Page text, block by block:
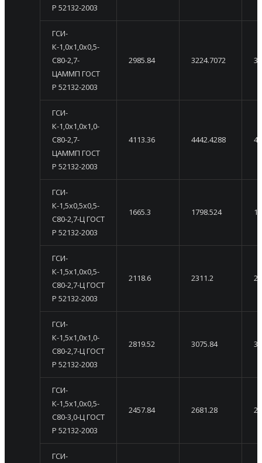
Р 52132-2003
ГСИ-
К-1,0х1,0х0,5-
С80-2,7-
ЦАММП ГОСТ
Р 52132-2003
2985.84 3224.7072
ГСИ-
К-1,0х1,0х1,0-
С80-2,7-
ЦАММП ГОСТ
Р 52132-2003
4113.36 4442.4288
ГСИ-
К-1,5х0,5х0,5-
С80-2,7-Ц ГОСТ
Р 52132-2003
1665.3 1798.524
ГСИ-
К-1,5х1,0х0,5-
С80-2,7-Ц ГОСТ
Р 52132-2003
2118.6 2311.2
ГСИ-
К-1,5х1,0х1,0-
С80-2,7-Ц ГОСТ
Р 52132-2003
2819.52 3075.84
ГСИ-
К-1,5х1,0х0,5-
С80-3,0-Ц ГОСТ
Р 52132-2003
2457.84 2681.28
ГСИ-